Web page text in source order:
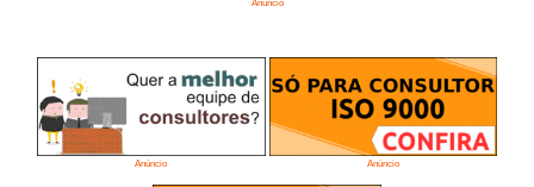
Anúncio
Anúncio Anúncio